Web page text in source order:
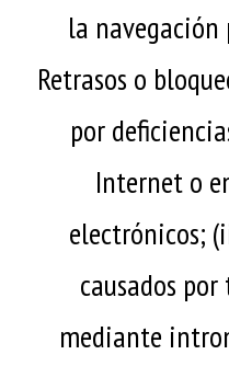
la
Retrasos o
por
Internet o
electrónicos;
causados
mediante